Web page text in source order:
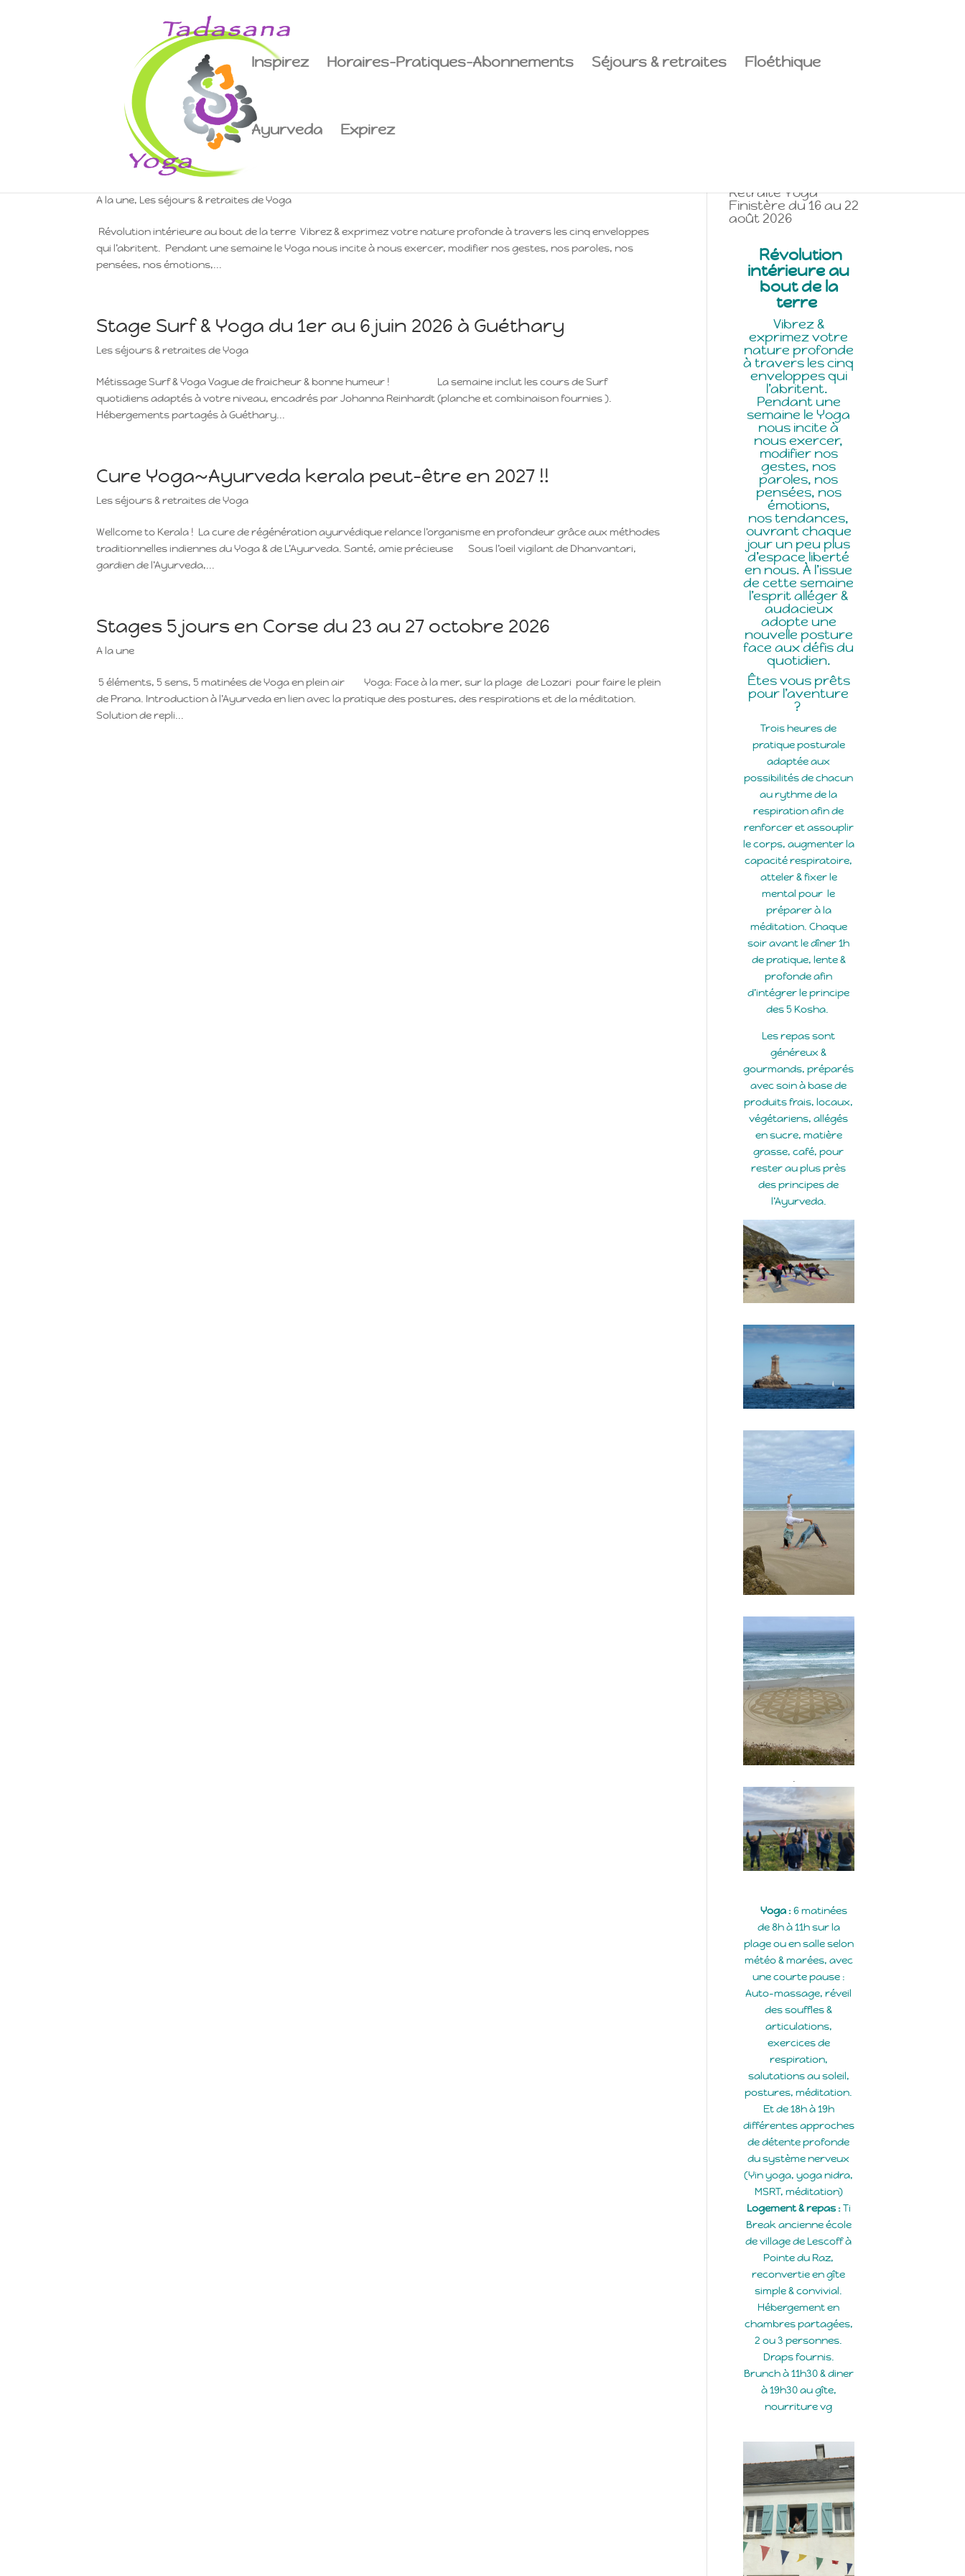
Inspirez Horaires-Pratiques-Abonnements Séjours & retraites Floéthique
Ayurveda Expirez
Retraite Yoga Finistère du 16 au 22 août 2026
A la une, Les séjours & retraites de Yoga
Révolution intérieure au bout de la terre Vibrez & exprimez votre nature profonde à travers les cinq enveloppes
qui l’abritent. Pendant une semaine le Yoga nous incite à nous exercer, modifier nos gestes, nos paroles, nos
pensées, nos émotions,...
Stage Surf & Yoga du 1er au 6 juin 2026 à Guéthary
Les séjours & retraites de Yoga
Métissage Surf & Yoga Vague de fraicheur & bonne humeur ! La semaine inclut les cours de Surf
quotidiens adaptés à votre niveau, encadrés par Johanna Reinhardt (planche et combinaison fournies ).
Hébergements partagés à Guéthary...
Cure Yoga~Ayurveda kerala peut-être en 2027 !!
Les séjours & retraites de Yoga
Wellcome to Kerala ! La cure de régénération ayurvédique relance l’organisme en profondeur grâce aux méthodes
traditionnelles indiennes du Yoga & de L’Ayurveda. Santé, amie précieuse Sous l’oeil vigilant de Dhanvantari,
gardien de l’Ayurveda,...
Stages 5 jours en Corse du 23 au 27 octobre 2026
A la une
5 éléments, 5 sens, 5 matinées de Yoga en plein air Yoga: Face à la mer, sur la plage de Lozari pour faire le plein
de Prana. Introduction à l’Ayurveda en lien avec la pratique des postures, des respirations et de la méditation.
Solution de repli...
Retraite Yoga
Finistère du 16 au 22
août 2026
Révolution
intérieureau
bout de la
terre
Vibrez &
exprimez votre
nature profonde
à travers les cinq
enveloppesqui
l’abritent.
Pendant une
semaine le Yoga
nous incite à
nous exercer,
modifier nos
gestes, nos
paroles, nos
pensées, nos
émotions,
nostendances,
ouvrant chaque
jour un peu plus
d’espace liberté
en nous. À l’issue
de cette semaine
l’esprit alléger &
audacieux
adopte une
nouvelle posture
face aux défis du
quotidien.
Êtes vous prêts
pour l’aventure
?
Trois heures de
pratiqueposturale
adaptée aux
possibilités de chacun
au rythme de la
respiration afin de
renforcer et assouplir
le corps, augmenter la
capacité respiratoire,
atteler & fixer le
mental pour le
préparer à la
méditation. Chaque
soir avant le dîner 1h
de pratique, lente &
profonde afin
d’intégrer le principe
des 5 Kosha.
Les repas sont
généreux &
gourmands, préparés
avec soin à base de
produits frais, locaux,
végétariens, allégés
en sucre, matière
grasse, café, pour
rester au plus près
des principes de
l’Ayurveda.
.
Yoga :6 matinées
de 8h à 11h sur la
plage ou en salle selon
météo & marées, avec
une courte pause :
Auto-massage, réveil
des souffles &
articulations,
exercices de
respiration,
salutations au soleil,
postures, méditation.
Et de 18h à 19h
différentes approches
de détente profonde
du système nerveux
(Yin yoga, yoga nidra,
MSRT, méditation)
Logement & repas :Ti
Break ancienne école
de village de Lescoff à
Pointe du Raz,
reconvertie en gîte
simple & convivial.
Hébergement en
chambres partagées,
2 ou 3 personnes.
Draps fournis.
Brunch à 11h30 & diner
à 19h30 au gîte,
nourriture vg